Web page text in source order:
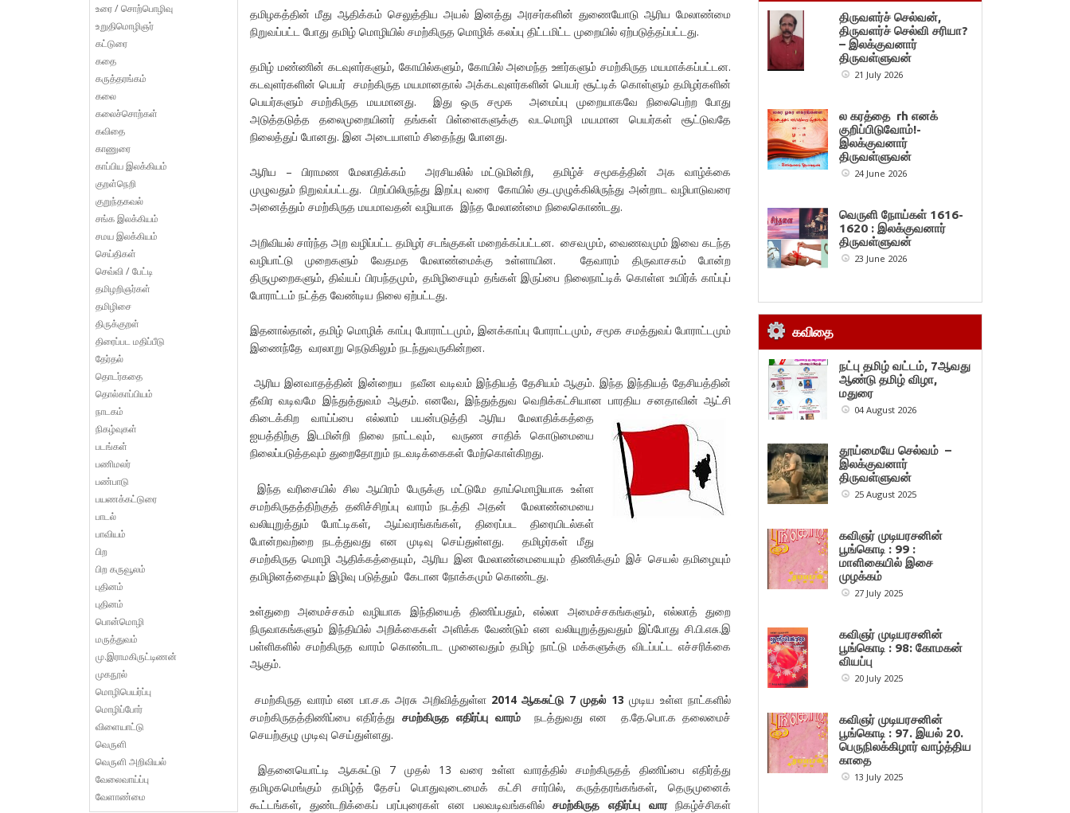
தமிழகத்தின் மீது ஆதிக்கம் செலுத்திய அயல் இனத்து அரசர்களின் துணையோடு ஆரிய மேலாண்மை
நிறுவப்பட்ட போது தமிழ் மொழியில் சமற்கிருத மொழிக் கலப்பு திட்டமிட்ட முறையில் ஏற்படுத்தப்பட்டது.
தமிழ் மண்ணின் கடவுளர்களும், கோயில்களும், கோயில் அமைந்த ஊர்களும் சமற்கிருத மயமாக்கப்பட்டன.
கடவுளர்களின் பெயர் சமற்கிருத மயமானதால் அக்கடவுளர்களின் பெயர் சூட்டிக் கொள்ளும் தமிழர்களின்
பெயர்களும் சமற்கிருத மயமானது. இது ஒரு சமூக அமைப்பு முறையாகவே நிலைபெற்ற போது
அடுத்தடுத்த தலைமுறையினர் தங்கள் பிள்ளைகளுக்கு வடமொழி மயமான பெயர்கள் சூட்டுவதே
நிலைத்துப் போனது. இன அடையாளம் சிதைந்து போனது.
ஆரிய – பிராமண மேலாதிக்கம் அரசியலில் மட்டுமின்றி, தமிழ்ச் சமூகத்தின் அக வாழ்க்கை
முழுவதும் நிறுவப்பட்டது. பிறப்பிலிருந்து இறப்பு வரை கோயில் குடமுழுக்கிலிருந்து அன்றாட வழிபாடுவரை
அனைத்தும் சமற்கிருத மயமாவதன் வழியாக இந்த மேலாண்மை நிலைகொண்டது.
அறிவியல் சார்ந்த அற வழிப்பட்ட தமிழர் சடங்குகள் மறைக்கப்பட்டன. சைவமும், வைணவமும் இவை கடந்த
வழிபாட்டு முறைகளும் வேதமத மேலாண்மைக்கு உள்ளாயின. தேவாரம் திருவாசகம் போன்ற
திருமுறைகளும், திவ்யப் பிரபந்தமும், தமிழிசையும் தங்கள் இருப்பை நிலைநாட்டிக் கொள்ள உயிர்க் காப்புப்
போராட்டம் நட்த்த வேண்டிய நிலை ஏற்பட்டது.
இதனால்தான், தமிழ் மொழிக் காப்பு போராட்டமும், இனக்காப்பு போராட்டமும், சமூக சமத்துவப் போராட்டமும்
இணைந்தே வரலாறு நெடுகிலும் நடந்துவருகின்றன.
ஆரிய இனவாதத்தின் இன்றைய நவீன வடிவம் இந்தியத் தேசியம் ஆகும். இந்த இந்தியத் தேசியத்தின்
தீவிர வடிவமே இந்துத்துவம் ஆகும். எனவே, இந்துத்துவ வெறிக்கட்சியான பாரதிய சனதாவின் ஆட்சி
கிடைக்கிற வாய்ப்பை எல்லாம்பயன்படுத்தி ஆரிய மேலாதிக்கத்தை
ஐயத்திற்கு இடமின்றி நிலை நாட்டவும், வருண சாதிக் கொடுமையை
நிலைப்படுத்தவும் துறைதோறும் நடவடிக்கைகள் மேற்கொள்கிறது.
இந்த வரிசையில் சில ஆயிரம் பேருக்கு மட்டுமே தாய்மொழியாக உள்ள
சமற்கிருதத்திற்குத் தனிச்சிறப்பு வாரம் நடத்தி அதன் மேலாண்மையை
வலியுறுத்தும் போட்டிகள், ஆய்வரங்கங்கள், திரைப்பட திரையிடல்கள்
போன்றவற்றை நடத்துவது என முடிவு செய்துள்ளது. தமிழர்கள் மீது
சமற்கிருத மொழி ஆதிக்கத்தையும், ஆரிய இன மேலாண்மையையும் திணிக்கும் இச் செயல் தமிழையும்
தமிழினத்தையும் இழிவு படுத்தும் கேடான நோக்கமும் கொண்டது.
உள்துறை அமைச்சகம் வழியாக இந்தியைத் திணிப்பதும், எல்லா அமைச்சகங்களும், எல்லாத் துறை
நிருவாகங்களும் இந்தியில் அறிக்கைகள் அளிக்க வேண்டும் என வலியுறுத்துவதும் இப்போது சி.பி.எசு.இ
பள்ளிகளில் சமற்கிருத வாரம் கொண்டாட முனைவதும் தமிழ் நாட்டு மக்களுக்கு விடப்பட்ட எச்சரிக்கை
ஆகும்.
சமற்கிருத வாரம் என பா.ச.க அரசு அறிவித்துள்ள 2014 ஆகசுட்டு 7 முதல் 13 முடிய உள்ள நாட்களில்
சமற்கிருதத்திணிப்பை எதிர்த்துசமற்கிருத எதிர்ப்பு வாரம்நடத்துவது என த.தே.பொ.க தலைமைச்
செயற்குழு முடிவு செய்துள்ளது.
இதனையொட்டி ஆகசுட்டு 7 முதல் 13 வரை உள்ள வாரத்தில் சமற்கிருதத் திணிப்பை எதிர்த்து
தமிழகமெங்கும் தமிழ்த் தேசப் பொதுவுடைமைக் கட்சி சார்பில், கருத்தரங்கங்கள், தெருமுனைக்
கூட்டங்கள், துண்டறிக்கைப் பரப்புரைகள் என பலவடிவங்களில்சமற்கிருத எதிர்ப்பு வார நிகழ்ச்சிகள்
உரை / சொற்பொழிவு
உறுதிமொழிஞர்
கட்டுரை
கதை
கருத்தரங்கம்
கலை
கலைச்சொற்கள்
கவிதை
காணுரை
காப்பிய இலக்கியம்
குறள்நெறி
குறுந்தகவல்
சங்க இலக்கியம்
சமய இலக்கியம்
செய்திகள்
செவ்வி / பேட்டி
தமிழறிஞர்கள்
தமிழிசை
திருக்குறள்
திரைப்பட மதிப்பீடு
தேர்தல்
தொடர்கதை
தொல்காப்பியம்
நாடகம்
நிகழ்வுகள்
படங்கள்
பணிமலர்
பண்பாடு
பயணக்கட்டுரை
பாடல்
பாவியம்
பிற
பிற கருவூலம்
புதினம்
புதினம்
பொன்மொழி
மருத்துவம்
மு.இராமகிருட்டிணன்
முகநூல்
மொழிபெயர்ப்பு
மொழிப்போர்
விளையாட்டு
வெருளி
வெருளி அறிவியல்
வேலைவாய்ப்பு
வேளாண்மை
திருவளர்ச் செல்வன்,
திருவளர்ச் செல்வி சரியா?
– இலக்குவனார்
திருவள்ளுவன்
21 July 2026
ல கரத்தை rh எனக்
குறிப்பிடுவோம்!-
இலக்குவனார்
திருவள்ளுவன்
24 June 2026
வெருளி நோய்கள் 1616-
1620 : இலக்குவனார்
திருவள்ளுவன்
23 June 2026
கவிதை
நட்பு தமிழ் வட்டம், 7ஆவது
ஆண்டு தமிழ் விழா,
மதுரை
04 August 2026
தூய்மையே செல்வம் –
இலக்குவனார்
திருவள்ளுவன்
25 August 2025
கவிஞர் முடியரசனின்
பூங்கொடி : 99 :
மாளிகையில் இசை
முழக்கம்
27 July 2025
கவிஞர் முடியரசனின்
பூங்கொடி : 98: கோமகன்
வியப்பு
20 July 2025
கவிஞர் முடியரசனின்
பூங்கொடி : 97. இயல் 20.
பெருநிலக்கிழார் வாழ்த்திய
காதை
13 July 2025